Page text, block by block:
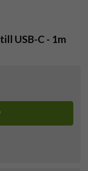
USB-C - 1m